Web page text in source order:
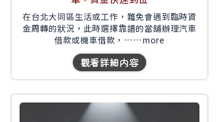
在台北大同區生活或工作，難免會遇到臨時資
金周轉的狀況，此時選擇靠譜的當舖辦理汽車
借款或機車借款，…… more
觀看詳細内容